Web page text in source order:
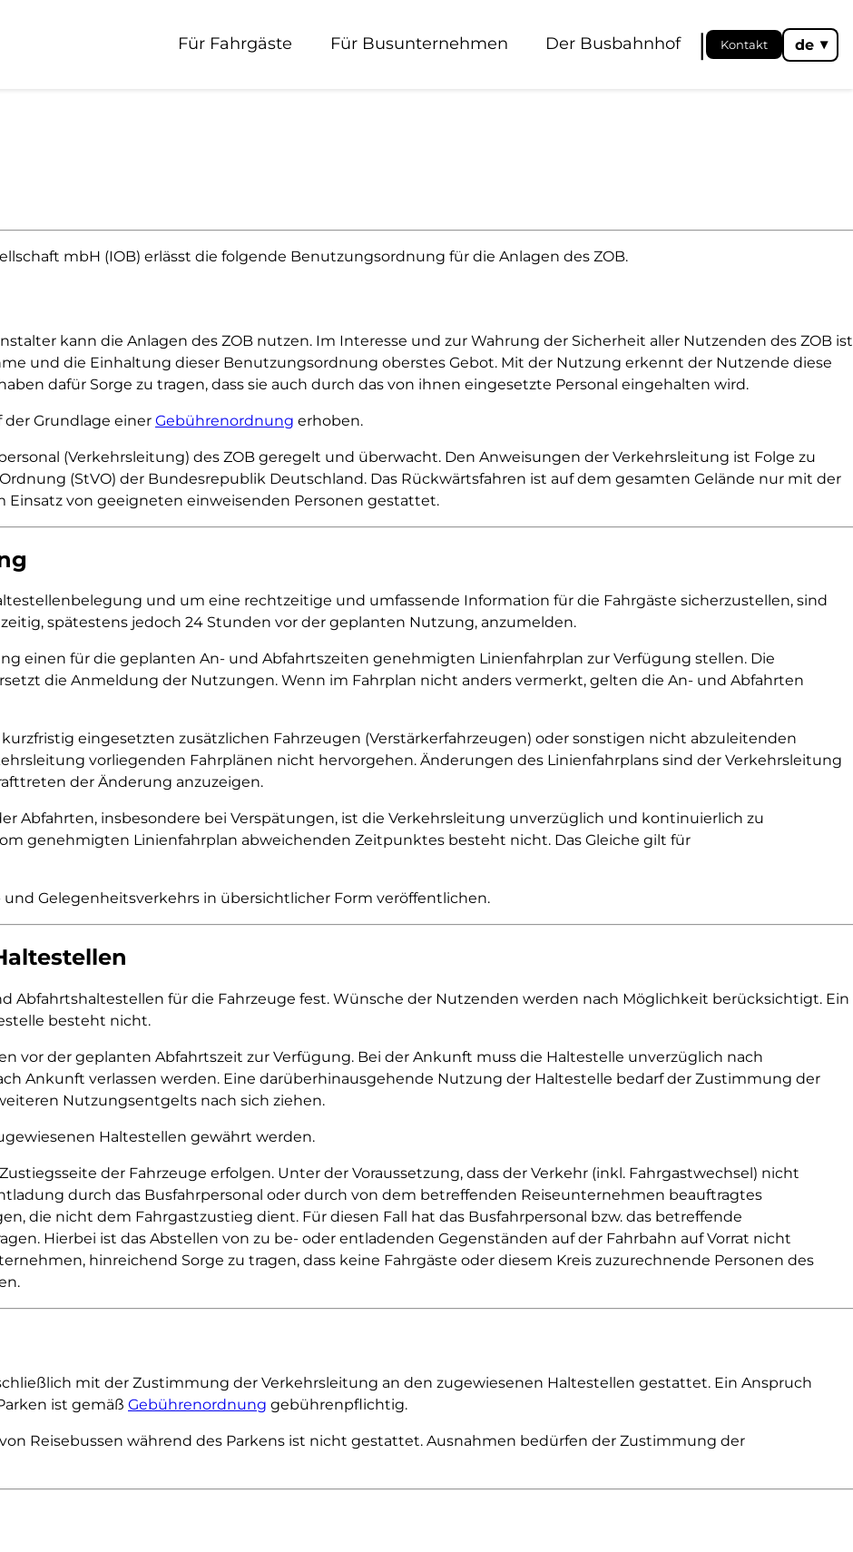
Für Fahrgäste Für Busunternehmen Der Busbahnhof | Kontakt de◂
mbH (IOB) erlässt die folgende Benutzungsordnung für die Anlagen des ZOB.
kann die Anlagen des ZOB nutzen. Im Interesse und zur Wahrung der Sicherheit aller Nutzenden des ZOB ist
und die Einhaltung dieser Benutzungsordnung oberstes Gebot. Mit der Nutzung erkennt der Nutzende diese
dafür Sorge zu tragen, dass sie auch durch das von ihnen eingesetzte Personal eingehalten wird.
Grundlage einer Gebührenordnung erhoben.
(Verkehrsleitung) des ZOB geregelt und überwacht. Den Anweisungen der Verkehrsleitung ist Folge zu
(StVO) der Bundesrepublik Deutschland. Das Rückwärtsfahren ist auf dem gesamten Gelände nur mit der
von geeigneten einweisenden Personen gestattet.
und um eine rechtzeitige und umfassende Information für die Fahrgäste sicherzustellen, sind
spätestens jedoch 24 Stunden vor der geplanten Nutzung, anzumelden.
einen für die geplanten An- und Abfahrtszeiten genehmigten Linienfahrplan zur Verfügung stellen. Die
die Anmeldung der Nutzungen. Wenn im Fahrplan nicht anders vermerkt, gelten die An- und Abfahrten
eingesetzten zusätzlichen Fahrzeugen (Verstärkerfahrzeugen) oder sonstigen nicht abzuleitenden
vorliegenden Fahrplänen nicht hervorgehen. Änderungen des Linienfahrplans sind der Verkehrsleitung
der Änderung anzuzeigen.
Abfahrten, insbesondere bei Verspätungen, ist die Verkehrsleitung unverzüglich und kontinuierlich zu
genehmigten Linienfahrplan abweichenden Zeitpunktes besteht nicht. Das Gleiche gilt für
Gelegenheitsverkehrs in übersichtlicher Form veröffentlichen.
Abfahrtshaltestellen für die Fahrzeuge fest. Wünsche der Nutzenden werden nach Möglichkeit berücksichtigt. Ein
besteht nicht.
vor der geplanten Abfahrtszeit zur Verfügung. Bei der Ankunft muss die Haltestelle unverzüglich nach
Ankunft verlassen werden. Eine darüberhinausgehende Nutzung der Haltestelle bedarf der Zustimmung der
Nutzungsentgelts nach sich ziehen.
Haltestellen gewährt werden.
der Fahrzeuge erfolgen. Unter der Voraussetzung, dass der Verkehr (inkl. Fahrgastwechsel) nicht
durch das Busfahrpersonal oder durch von dem betreffenden Reiseunternehmen beauftragtes
die nicht dem Fahrgastzustieg dient. Für diesen Fall hat das Busfahrpersonal bzw. das betreffende
Hierbei ist das Abstellen von zu be- oder entladenden Gegenständen auf der Fahrbahn auf Vorrat nicht
hinreichend Sorge zu tragen, dass keine Fahrgäste oder diesem Kreis zuzurechnende Personen des
mit der Zustimmung der Verkehrsleitung an den zugewiesenen Haltestellen gestattet. Ein Anspruch
ist gemäß Gebührenordnung gebührenpflichtig.
Reisebussen während des Parkens ist nicht gestattet. Ausnahmen bedürfen der Zustimmung der